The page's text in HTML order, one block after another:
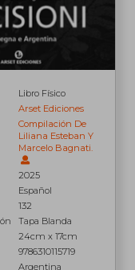
Libro Físico
Arset Ediciones
Compilación De
Liliana Esteban Y
Marcelo Bagnati.
2025
Español
132
Tapa Blanda
24cm x 17cm
9786310115719
Argentina